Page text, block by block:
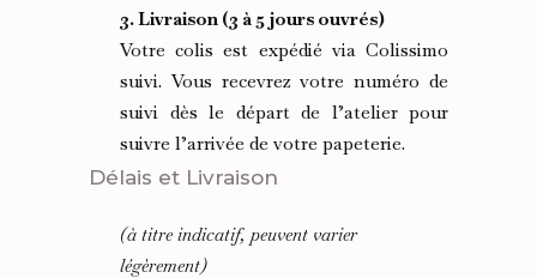
3. Livraison (3 à 5 jours ouvrés)
Votre colis est expédié via Colissimo
suivi. Vous recevrez votre numéro de
suivi dès le départ de l’atelier pour
suivre l’arrivée de votre papeterie.
Délais et Livraison
(à titre indicatif, peuvent varier
légèrement)